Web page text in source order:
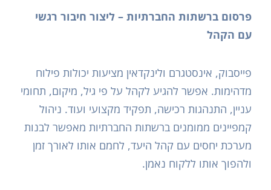
פרסום ברשתות החברתיות – ליצור חיבור רגשי
עם הקהל
פייסבוק, אינסטגרם ולינקדאין מציעות יכולות פילוח
מדהימות. אפשר להגיע לקהל על פי גיל, מיקום, תחומי
עניין, התנהגות רכישה, תפקיד מקצועי ועוד. ניהול
קמפיינים ממומנים ברשתות החברתיות מאפשר לבנות
מערכת יחסים עם קהל היעד, לחמם אותו לאורך זמן
ולהפוך אותו ללקוח נאמן.